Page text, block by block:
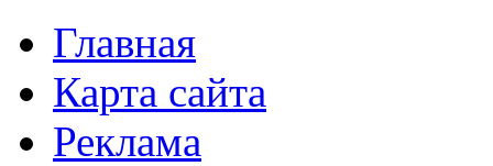
Главная
Карта сайта
Реклама